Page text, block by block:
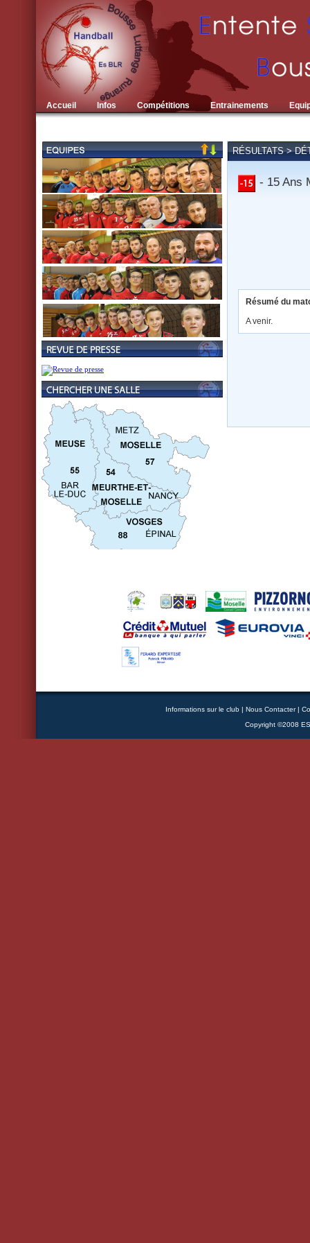
Accueil Infos Compétitions Entrainements
RÉSULTATS >
- 15 Ans
Résumé du
A venir.
Informations sur le club | Nous Contacter|
Copyright ©2008